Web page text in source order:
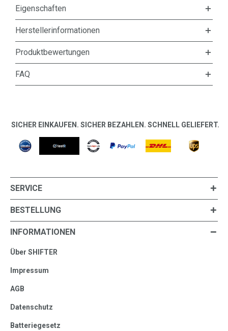
Eigenschaften
Herstellerinformationen
Produktbewertungen
FAQ
SICHER EINKAUFEN. SICHER BEZAHLEN. SCHNELL GELIEFERT.
SERVICE
BESTELLUNG
INFORMATIONEN
Über SHIFTER
Impressum
AGB
Datenschutz
Batteriegesetz